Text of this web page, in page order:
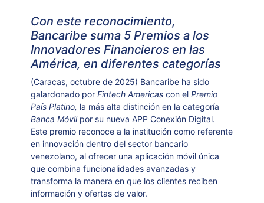
Con este reconocimiento,
Bancaribe suma 5 Premios a los
Innovadores Financieros en las
América, en diferentes categorías
(Caracas, octubre de 2025) Bancaribe ha sido
galardonado porFintech Americas con elPremio
País Platino, la más alta distinción en la categoría
Banca Móvilpor su nueva APP Conexión Digital.
Este premio reconoce a la institución como referente
en innovación dentro del sector bancario
venezolano, al ofrecer una aplicación móvil única
que combina funcionalidades avanzadas y
transforma la manera en que los clientes reciben
información y ofertas de valor.